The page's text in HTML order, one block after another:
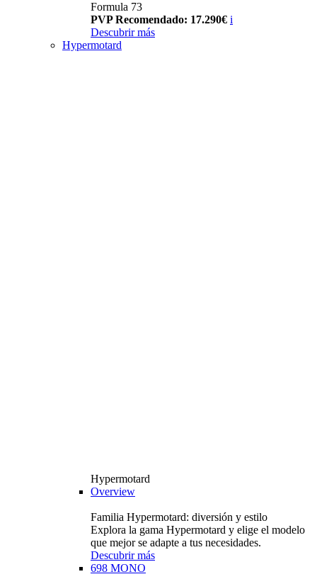
Formula 73
PVP Recomendado: 17.290€ i
Descubrir más
Hypermotard
Hypermotard
Overview
Familia Hypermotard: diversión y estilo
Explora la gama Hypermotard y elige el modelo
que mejor se adapte a tus necesidades.
Descubrir más
698 MONO